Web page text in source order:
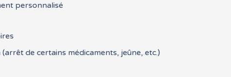
personnalisé
de certains médicaments, jeûne, etc.)